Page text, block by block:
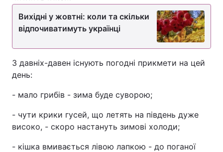
Вихідні у жовтні: коли та скільки
відпочиватимуть українці
З давніх-давен існують погодні прикмети на цей
день:
- мало грибів - зима буде суворою;
- чути крики гусей, що летять на південь дуже
високо, - скоро настануть зимові холоди;
- кішка вмивається лівою лапкою - до поганої